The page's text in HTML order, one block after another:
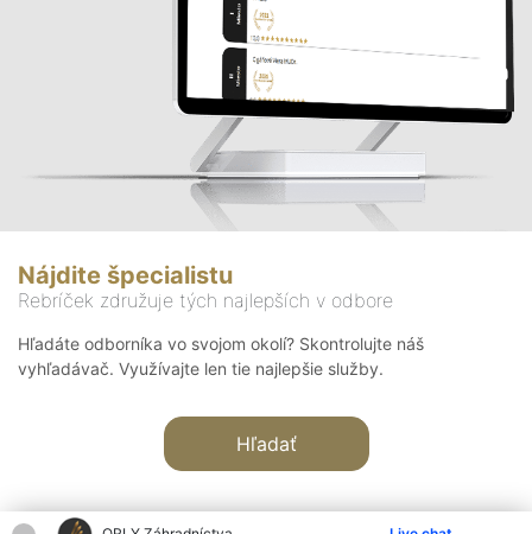
Nájdite špecialistu
Rebríček združuje tých najlepších v odbore
Hľadáte odborníka vo svojom okolí? Skontrolujte náš
vyhľadávač. Využívajte len tie najlepšie služby.
Hľadať